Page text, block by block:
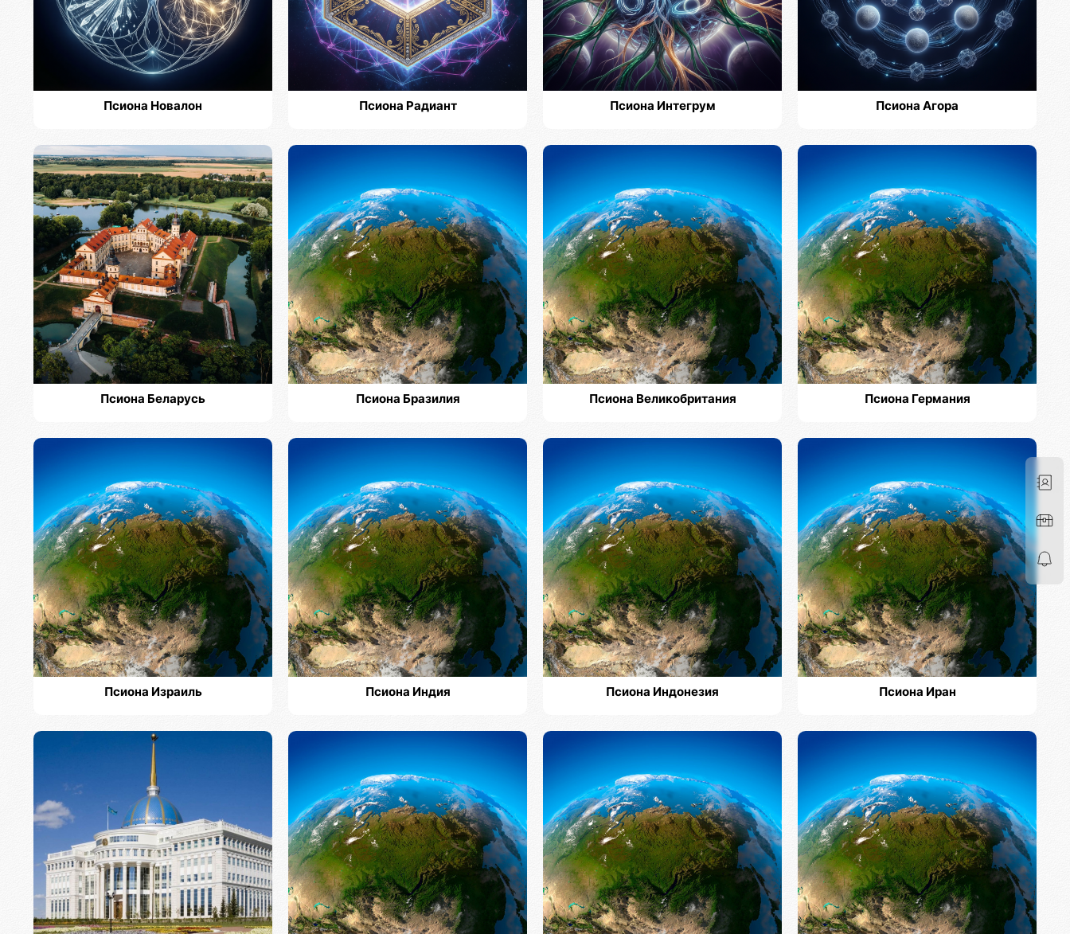
Псиона Новалон Псиона Радиант Псиона Интегрум Псиона Агора
Псиона Беларусь Псиона Бразилия Псиона Великобритания Псиона Германия
Псиона Израиль Псиона Индия Псиона Индонезия Псиона Иран